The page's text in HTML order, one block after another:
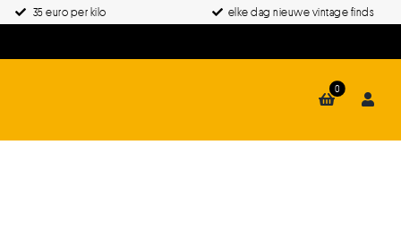
35 euro per kilo elke dag nieuwe vintage finds
0